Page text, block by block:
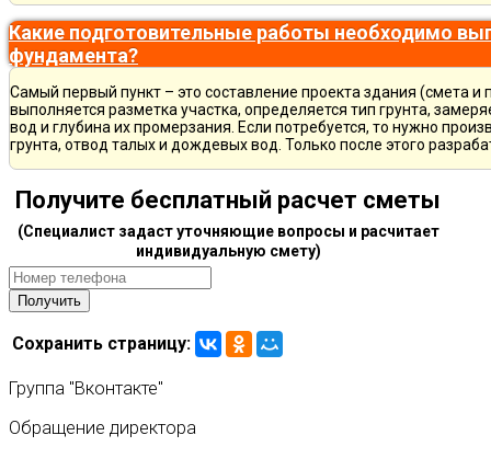
Какие подготовительные работы необходимо
фундамента?
Самый первый пункт – это составление проекта здания (смета
выполняется разметка участка, определяется тип грунта,
вод и глубина их промерзания. Если потребуется, то нужно
грунта, отвод талых и дождевых вод. Только после этого
Получите бесплатный расчет сметы
(Специалист задаст уточняющие вопросы и расчитает
индивидуальную смету)
Сохранить страницу:
Группа "Вконтакте"
Обращение директора